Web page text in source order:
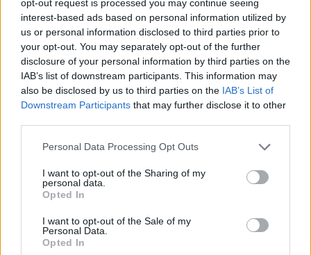
opt-out request is processed you may continue seeing
interest-based ads based on personal information utilized by
us or personal information disclosed to third parties prior to
your opt-out. You may separately opt-out of the further
disclosure of your personal information by third parties on the
IAB’s list of downstream participants. This information may
also be disclosed by us to third parties on the IAB’s List of
Downstream Participants that may further disclose it to other
Personal Data Processing Opt Outs
I want to opt-out of the Sharing of my
personal data.
Opted In
I want to opt-out of the Sale of my
Personal Data.
Opted In
07.08.2026 -Bosch Powertrain s.r.o. Jihlava • obsluha CNC strojů •
48.400 Kč • náborový bonus 50.000 Kč • příspěvek na ubytování
okres Jihlava)
06.08.2026 -Bosch Powertrain s.r.o. Jihlava • CNC operátor• mzda
Kč • náborový bonus 50.000 Kč • příspěvek na ubytování (Jihlava,
Jihlava)
... další nabídky zaměstnání
Vybrané články
Prima sport - co nabídne v prvním